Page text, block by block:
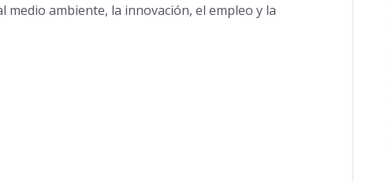
ambiente, la innovación, el empleo y la